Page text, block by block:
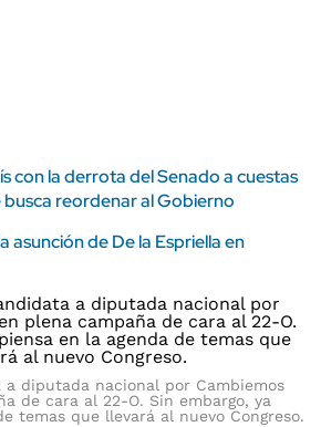
con la derrota del Senado a cuestas
reordenar al Gobierno
asunción de De la Espriella en
diputada nacional por Cambiemos
de cara al 22-O. Sin embargo, ya
temas que llevará al nuevo Congreso.